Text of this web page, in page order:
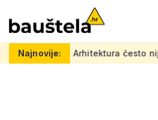
Najnovije:često nije na strani